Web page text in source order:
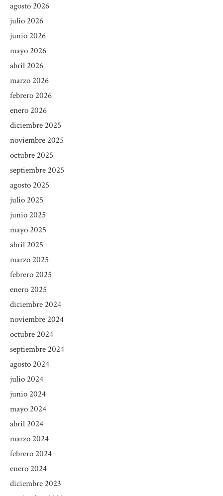
agosto 2026
julio 2026
junio 2026
mayo 2026
abril 2026
marzo 2026
febrero 2026
enero 2026
diciembre 2025
noviembre 2025
octubre 2025
septiembre 2025
agosto 2025
julio 2025
junio 2025
mayo 2025
abril 2025
marzo 2025
febrero 2025
enero 2025
diciembre 2024
noviembre 2024
octubre 2024
septiembre 2024
agosto 2024
julio 2024
junio 2024
mayo 2024
abril 2024
marzo 2024
febrero 2024
enero 2024
diciembre 2023